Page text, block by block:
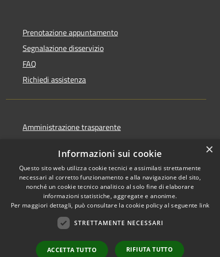
Prenotazione appuntamento
Segnalazione disservizio
FAQ
Richiedi assistenza
Amministrazione trasparente
Dichiarazione di accessibilità
Copyright © 2026 • Comune di
Municipium•
Accesso
×
Informazioni sui cookie
Questo sito web utilizza cookie tecnici e assimilati strettamente
necessari al corretto funzionamento e alla navigazione del sito,
nonché un cookie tecnico analitico al solo fine di elaborare
informazioni statistiche, aggregate e anonime.
Per maggiori dettagli, può consultare la cookie policy al seguente link
STRETTAMENTE NECESSARI
ACCETTA TUTTO RIFIUTA TUTTO